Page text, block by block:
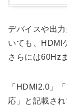
デバイスや出
いても、HDMI
さらには60Hz
「HDMI2.0」
応」と記載さ